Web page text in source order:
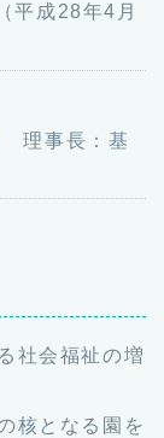
成28年4月
理事長：基
社会福祉の増
核となる園を